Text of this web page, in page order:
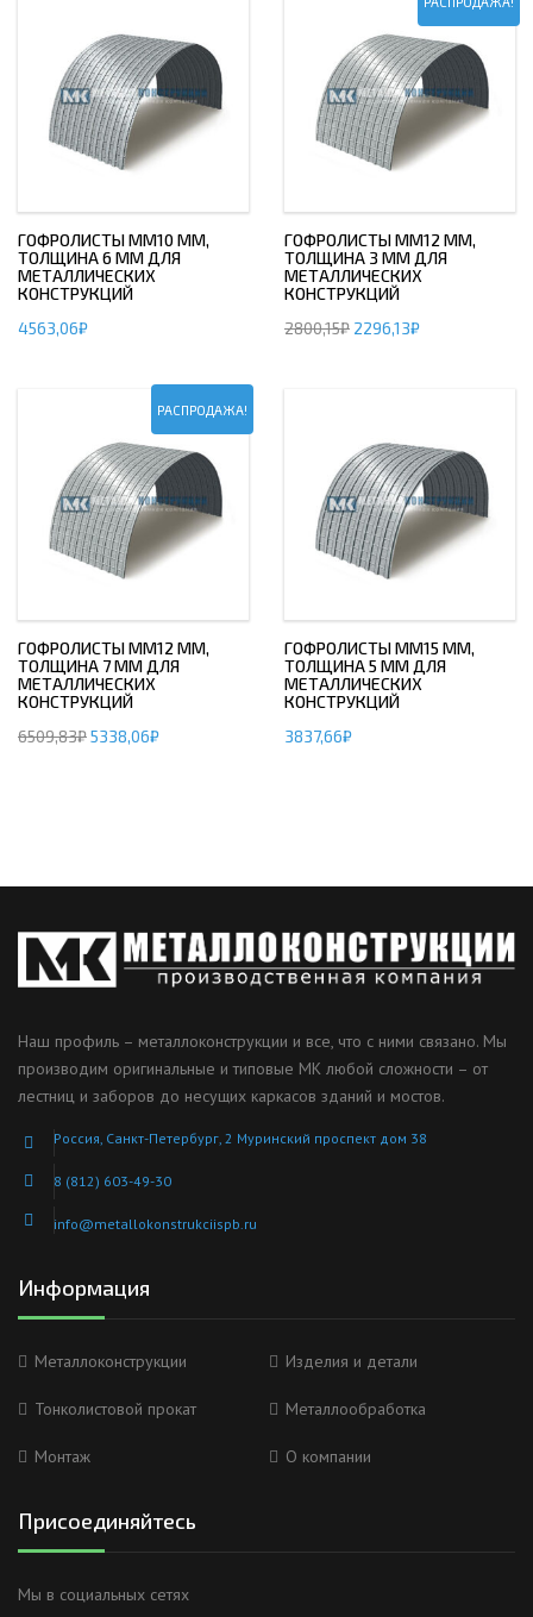
ГОФРОЛИСТЫ ММ10 ММ,
ТОЛЩИНА 6 ММ ДЛЯ
МЕТАЛЛИЧЕСКИХ
КОНСТРУКЦИЙ
4563,06₽
ГОФРОЛИСТЫ ММ12 ММ,
ТОЛЩИНА 3 ММ ДЛЯ
МЕТАЛЛИЧЕСКИХ
КОНСТРУКЦИЙ
2800,15₽ 2296,13₽
РАСПРОДАЖА!
ГОФРОЛИСТЫ ММ12 ММ,
ТОЛЩИНА 7 ММ ДЛЯ
МЕТАЛЛИЧЕСКИХ
КОНСТРУКЦИЙ
6509,83₽5338,06₽
ГОФРОЛИСТЫ ММ15 ММ,
ТОЛЩИНА 5 ММ ДЛЯ
МЕТАЛЛИЧЕСКИХ
КОНСТРУКЦИЙ
3837,66₽
Наш профиль – металлоконструкции и все, что с ними связано. Мы
производим оригинальные и типовые МК любой сложности – от
лестниц и заборов до несущих каркасов зданий и мостов.
Россия, Санкт-Петербург, 2 Муринский проспект дом 38
8 (812) 603-49-30
info@metallokonstrukciispb.ru
Информация
Металлоконструкции Изделия и детали
Тонколистовой прокат Металлообработка
Монтаж О компании
Присоединяйтесь
Мы в социальных сетях